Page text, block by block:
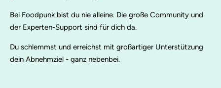
Bei Foodpunk bist du nie alleine. Die große Community und
der Experten-Support sind für dich da.
Du schlemmst und erreichst mit großartiger Unterstützung
dein Abnehmziel - ganz nebenbei.